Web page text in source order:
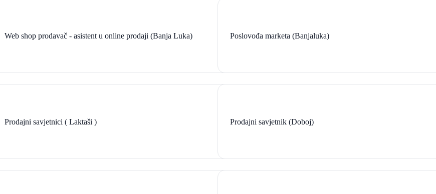
Web shop prodavač - asistent u online prodaji (Banja Luka) Poslovođa marketa (Banjaluka)
Prodajni savjetnici ( Laktaši ) Prodajni savjetnik (Doboj)